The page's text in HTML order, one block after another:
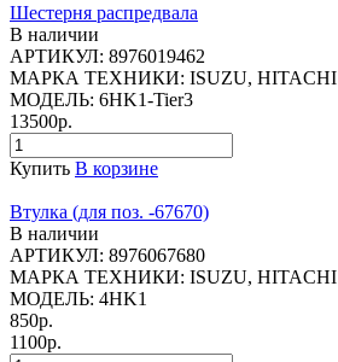
Шестерня распредвала
В наличии
АРТИКУЛ: 8976019462
МАРКА ТЕХНИКИ: ISUZU, HITACHI
МОДЕЛЬ: 6HK1-Tier3
13500р.
Купить В корзине
Втулка (для поз. -67670)
В наличии
АРТИКУЛ: 8976067680
МАРКА ТЕХНИКИ: ISUZU, HITACHI
МОДЕЛЬ: 4HK1
850р.
1100р.